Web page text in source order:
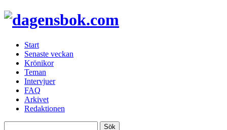
Start
Senaste veckan
Krönikor
Teman
Intervjuer
FAQ
Arkivet
Redaktionen